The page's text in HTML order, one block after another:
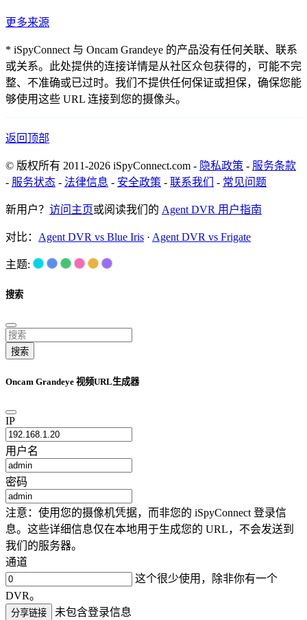
更多来源
* iSpyConnect 与 Oncam Grandeye 的产品没有任何关联、联系
或关系。此处提供的连接详情是从社区众包获得的，可能不完
整、不准确或已过时。我们不提供任何保证或担保，确保您能
够使用这些 URL 连接到您的摄像头。
返回顶部
© 版权所有 2011-2026 iSpyConnect.com - 隐私政策 - 服务条款
- 服务状态 - 法律信息 - 安全政策 - 联系我们 - 常见问题
新用户？ 访问主页或阅读我们的 Agent DVR 用户指南
对比： Agent DVR vs Blue Iris · Agent DVR vs Frigate
主题:
搜索
搜索
Oncam Grandeye 视频URL生成器
IP
用户名
密码
注意：使用您的摄像机凭据，而非您的 iSpyConnect 登录信
息。这些详细信息仅在本地用于生成您的 URL，不会发送到
我们的服务器。
通道
这个很少使用，除非你有一个
DVR。
分享链接 未包含登录信息